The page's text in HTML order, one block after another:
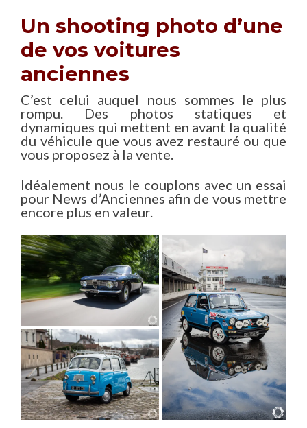
Un shooting photo d’une
de vos voitures
anciennes
C’est celui auquel nous sommes le plus
rompu. Des photos statiques et
dynamiques qui mettent en avant la qualité
du véhicule que vous avez restauré ou que
vous proposez à la vente.
Idéalement nous le couplons avec un essai
pour News d’Anciennes afin de vous mettre
encore plus en valeur.